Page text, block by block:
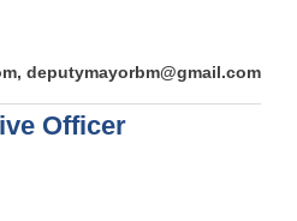
deputymayorbm@gmail.com
Officer